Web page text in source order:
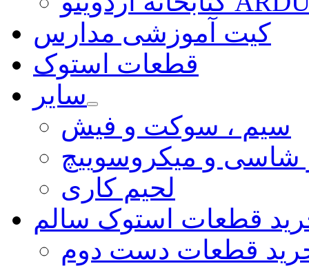
کیت آموزشی مدارس
قطعات استوک
سایر
سیم ، سوکت و فیش
شاسی و میکروسوییچ
لحیم کاری
قطعات استوک سالم
قطعات دست دوم